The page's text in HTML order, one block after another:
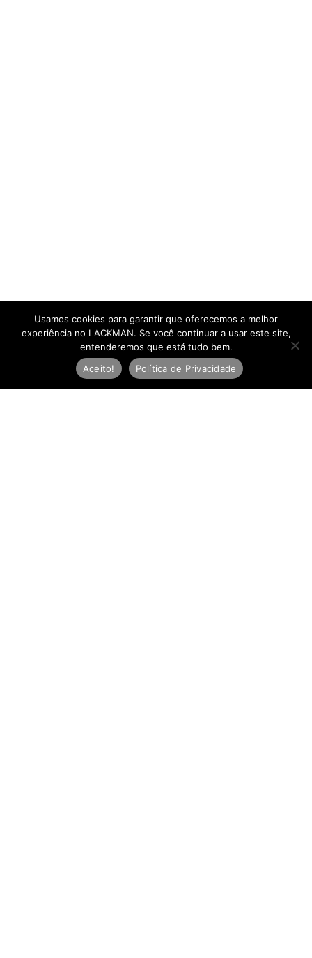
Usamos cookies para garantir que oferecemos a melhor
experiência no LACKMAN. Se você continuar a usar este site,
entenderemos que está tudo bem.
Aceito!
Política de Privacidade